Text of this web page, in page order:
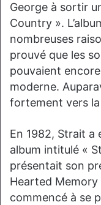
George à sortir
Country ».
nombreuses
prouvé que les
pouvaient
moderne.
fortement vers
En 1982, Strait a
album intitulé «
présentait son
Hearted
commencé à se